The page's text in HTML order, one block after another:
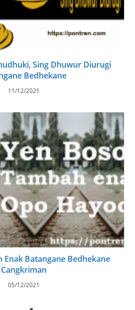
Sing Dhuwur Diurugi
Bedhekane
11/12/2021
Enak Batangane Bedhekane
Cangkriman
05/12/2021